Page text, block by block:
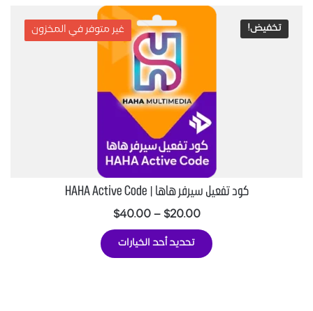
غير متوفر في المخزون
كود تفعيل سيرفر هاها | HAHA Active Code
$
–
$40.00
تحديد أحد الخيارات